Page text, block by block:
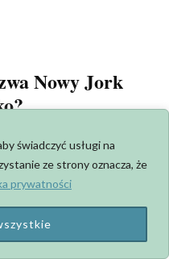
świadczyć usługi na
ze strony oznacza, że
prywatności
Nowy Jork
Czytaj dalej